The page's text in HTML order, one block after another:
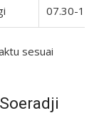
07.30-
sesuai